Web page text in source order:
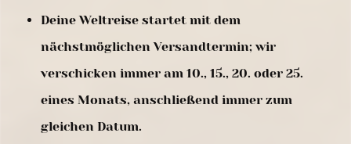
Deine Weltreise startet mit dem
nächstmöglichen Versandtermin; wir
verschicken immer am 10., 15., 20. oder 25.
eines Monats, anschließend immer zum
gleichen Datum.